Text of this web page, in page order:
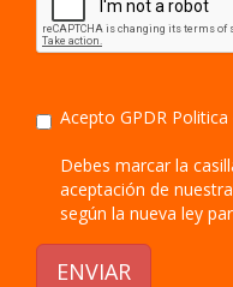
Acepto GPDR Politica
Debes marcar la
aceptación de
según la nueva ley
ENVIAR